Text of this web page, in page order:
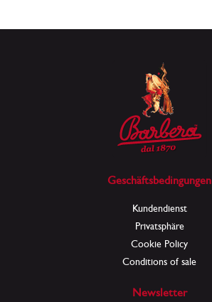
Geschäftsbedingungen
Kundendienst
Privatsphäre
Cookie Policy
Conditions of sale
Newsletter